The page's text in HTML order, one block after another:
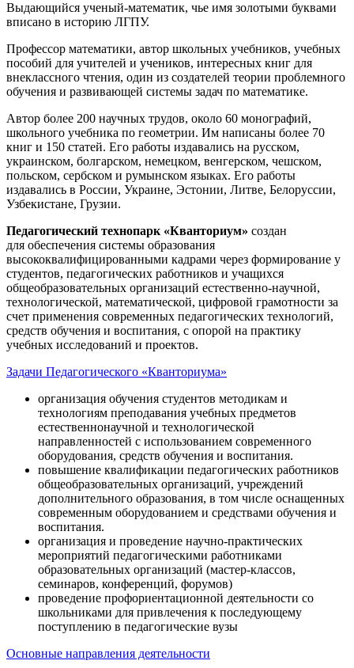
Выдающийся ученый-математик, чье имя золотыми буквами
вписано в историю ЛГПУ.
Профессор математики, автор школьных учебников, учебных
пособий для учителей и учеников, интересных книг для
внеклассного чтения, один из создателей теории проблемного
обучения и развивающей системы задач по математике.
Автор более 200 научных трудов, около 60 монографий,
школьного учебника по геометрии. Им написаны более 70
книг и 150 статей. Его работы издавались на русском,
украинском, болгарском, немецком, венгерском, чешском,
польском, сербском и румынском языках. Его работы
издавались в России, Украине, Эстонии, Литве, Белоруссии,
Узбекистане, Грузии.
Педагогический технопарк «Кванториум» создан
для обеспечения системы образования
высококвалифицированными кадрами через формирование у
студентов, педагогических работников и учащихся
общеобразовательных организаций естественно-научной,
технологической, математической, цифровой грамотности за
счет применения современных педагогических технологий,
средств обучения и воспитания, с опорой на практику
учебных исследований и проектов.
Задачи Педагогического «Кванториума»
организация обучения студентов методикам и
технологиям преподавания учебных предметов
естественнонаучной и технологической
направленностей с использованием современного
оборудования, средств обучения и воспитания.
повышение квалификации педагогических работников
общеобразовательных организаций, учреждений
дополнительного образования, в том числе оснащенных
современным оборудованием и средствами обучения и
воспитания.
организация и проведение научно-практических
мероприятий педагогическими работниками
образовательных организаций (мастер-классов,
семинаров, конференций, форумов)
проведение профориентационной деятельности со
школьниками для привлечения к последующему
поступлению в педагогические вузы
Основные направления деятельности